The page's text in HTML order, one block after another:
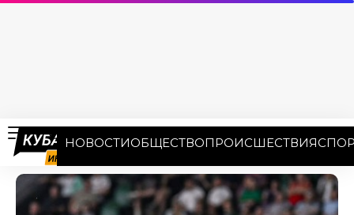
НОВОСТИОБЩЕСТВОПРОИСШЕСТВИЯ